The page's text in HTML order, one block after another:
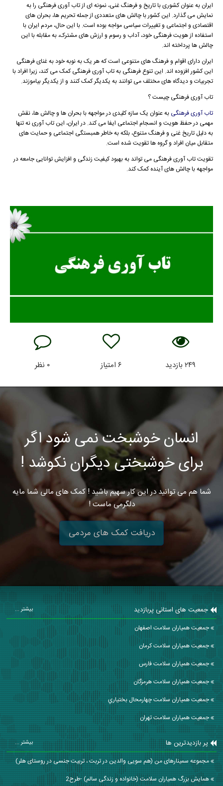
ایران به عنوان کشوری با تاریخ و فرهنگ غنی، نمونه ای از تاب آوری فرهنگی را به
نمایش می گذارد. این کشور با چالش های متعددی از جمله تحریم ها، بحران های
اقتصادی و اجتماعی و تغییرات سیاسی مواجه بوده است. با این حال، مردم ایران با
استفاده از هویت فرهنگی خود، آداب و رسوم و ارزش های مشترک، به مقابله با این
چالش ها پرداخته اند.
ایران دارای اقوام و فرهنگ های متنوعی است که هر یک به نوبه خود به غنای فرهنگی
این کشور افزوده اند. این تنوع فرهنگی به تاب آوری فرهنگی کمک می کند، زیرا افراد با
تجربیات و دیدگاه های مختلف می توانند به یکدیگر کمک کنند و از یکدیگر بیاموزند.
تاب آوری فرهنگی چیست ؟
تاب آوری فرهنگی به عنوان یک سازه کلیدی در مواجهه با بحران ها و چالش ها، نقش
مهمی در حفظ هویت و انسجام اجتماعی ایفا می کند. در ایران، این تاب آوری نه تنها
به دلیل تاریخ غنی و فرهنگ متنوع، بلکه به خاطر همبستگی اجتماعی و حمایت های
متقابل میان افراد و گروه ها تقویت شده است.
تقویت تاب آوری فرهنگی می تواند به بهبود کیفیت زندگی و افزایش توانایی جامعه در
مواجهه با چالش های آینده کمک کند.
۲۴۹بازدید ۶امتیاز ۰ نظر
انسان خوشبخت نمی شود اگر
برای خوشبختی دیگران نکوشد !
شما هم می توانید در این کار سهیم باشید ! کمک های مالی شما مایه
دلگرمی ماست !
دریافت کمک های مردمی
جمعیت های استانی پربازدید بیشتر ...
جمعیت همیاران سلامت اصفهان
جمعیت همیاران سلامت كرمان
جمعیت همیاران سلامت فارس
جمعیت همیاران سلامت هرمزگان
جمعیت همیاران سلامت چهارمحال بختياري
جمعیت همیاران سلامت تهران
پر بازدیدترین ها بیشتر ...
مجموعه سمینارهای من (هم سویی والدین در تربت ، تربیت جنسی در روستای هلر)
همایش بزرگ همیاران سلامت (خانواده و زندگی سالم) -طرح2